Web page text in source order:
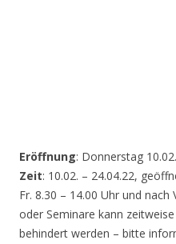
Eröffnung: Donnerstag
Zeit: 10.02. – 24.04.22,
Fr. 8.30 – 14.00 Uhr und
oder Seminare kann
behindert werden – bitte